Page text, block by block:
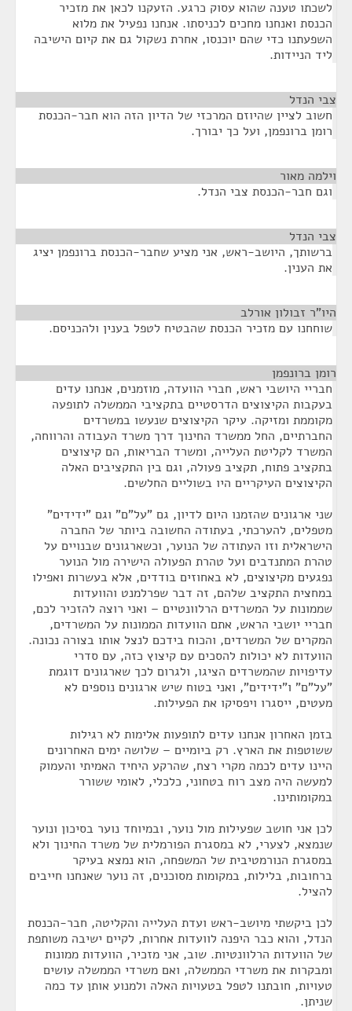
לשכתו טענה שהוא עסוק כרגע. הזעקנו לכאן את מזכיר
הכנסת ואנחנו מחכים לכניסתו. אנחנו נפעיל את מלוא
השפעתנו כדי שהם יוכנסו, אחרת נשקול גם את קיום הישיבה
ליד הניידות.
צבי הנדל
חשוב לציין שהיוזם המרכזי של הדיון הזה הוא חבר-הכנסת
רומן ברונפמן, ועל כך יבורך.
וילמה מאור
וגם חבר-הכנסת צבי הנדל.
צבי הנדל
ברשותך, היושב-ראש, אני מציע שחבר-הכנסת ברונפמן יציג
את הענין.
היו"ר זבולון אורלב
שוחחנו עם מזכיר הכנסת שהבטיח לטפל בענין ולהכניסם.
רומן ברונפמן
חבריי היושבי ראש, חברי הוועדה, מוזמנים, אנחנו עדים
בעקבות הקיצוצים הדרסטיים בתקציבי הממשלה לתופעה
מקוממת ומזיקה. עיקר הקיצוצים שנעשו במשרדים
החברתיים, החל ממשרד החינוך דרך משרד העבודה והרווחה,
המשרד לקליטת העלייה, ומשרד הבריאות, הם קיצוצים
בתקציב פתוח, תקציב פעולה, וגם בין התקציבים האלה
הקיצוצים העיקריים היו בשוליים החלשים.
שני ארגונים שהזמנו היום לדיון, גם "על"ם" וגם "ידידים"
מטפלים, להערכתי, בעתודה החשובה ביותר של החברה
הישראלית וזו העתודה של הנוער, וכשארגונים שבנויים על
טהרת המתנדבים ועל טהרת הפעולה הישירה מול הנוער
נפגעים מקיצוצים, לא באחוזים בודדים, אלא בעשרות ואפילו
במחצית התקציב שלהם, זה דבר שפרלמנט והוועדות
שממונות על המשרדים הרלוונטיים – ואני רוצה להזכיר לכם,
חבריי יושבי הראש, אתם הוועדות הממונות על המשרדים,
המקרים של המשרדים, והכוח בידכם לנצל אותו בצורה נכונה.
הוועדות לא יכולות להסכים עם קיצוץ כזה, עם סדרי
עדיפויות שהמשרדים הציגו, ולגרום לכך שארגונים דוגמת
"על"ם" ו"ידידים", ואני בטוח שיש ארגונים נוספים לא
מעטים, ייסגרו ויפסיקו את הפעילות.
בזמן האחרון אנחנו עדים לתופעות אלימות לא רגילות
ששוטפות את הארץ. רק ביומיים – שלושה ימים האחרונים
היינו עדים לכמה מקרי רצח, שהרקע היחיד האמיתי והעמוק
למעשה היה מצב רוח בטחוני, כלכלי, לאומי ששורר
במקומותינו.
לכן אני חושב שפעילות מול נוער, ובמיוחד נוער בסיכון ונוער
שנמצא, לצערי, לא במסגרת הפורמלית של משרד החינוך ולא
במסגרת הנורמטיבית של המשפחה, הוא נמצא בעיקר
ברחובות, בלילות, במקומות מסוכנים, זה נוער שאנחנו חייבים
להציל.
לכן ביקשתי מיושב-ראש ועדת העלייה והקליטה, חבר-הכנסת
הנדל, והוא כבר היפנה לוועדות אחרות, לקיים ישיבה משותפת
של הוועדות הרלוונטיות. שוב, אני מזכיר, הוועדות ממונות
ומבקרות את משרדי הממשלה, ואם משרדי הממשלה עושים
טעויות, חובתנו לטפל בטעויות האלה ולמנוע אותן עד כמה
שניתן.